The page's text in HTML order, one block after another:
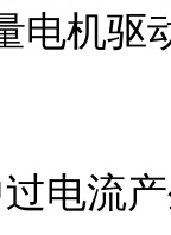
机驱
电流